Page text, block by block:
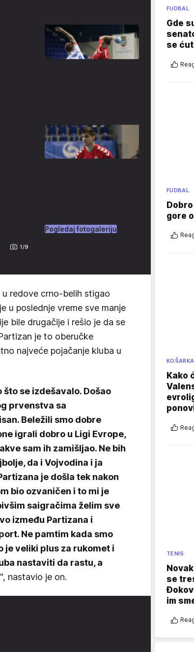
1/9
Pogledaj fotogaleriju
redove crno-belih stigao
u poslednje vreme sve manje
bile drugačije i rešio je da se
je to oberučke
najveće pojačanje kluba u
se izdešavalo. Došao
prvenstva sa
Beležili smo dobre
igrali dobro u Ligi Evrope,
sam ih zamišljao. Ne bih
da i Vojvodina i ja
je došla tek nakon
bio ozvaničen i to mi je
saigračima želim sve
između Partizana i
Ne pamtim kada smo
je veliki plus za rukomet i
nastaviti da rastu, a
", nastavio je on.
FUDBAL
Gde
se
FUDBAL
gore
KOŠARKA
Kako
TENIS
se
im